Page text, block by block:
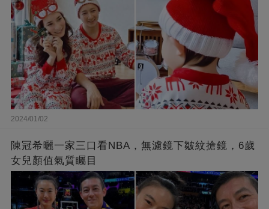
2024/01/02
陳冠希曬一家三口看NBA，無濾鏡下皺紋搶鏡，6歲
女兒顏值氣質矚目